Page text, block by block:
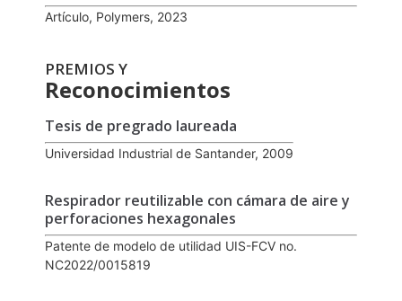
Artículo, Polymers, 2023
PREMIOS Y
Reconocimientos
Tesis de pregrado laureada
Universidad Industrial de Santander, 2009
Respirador reutilizable con cámara de aire y
perforaciones hexagonales
Patente de modelo de utilidad UIS-FCV no.
NC2022/0015819